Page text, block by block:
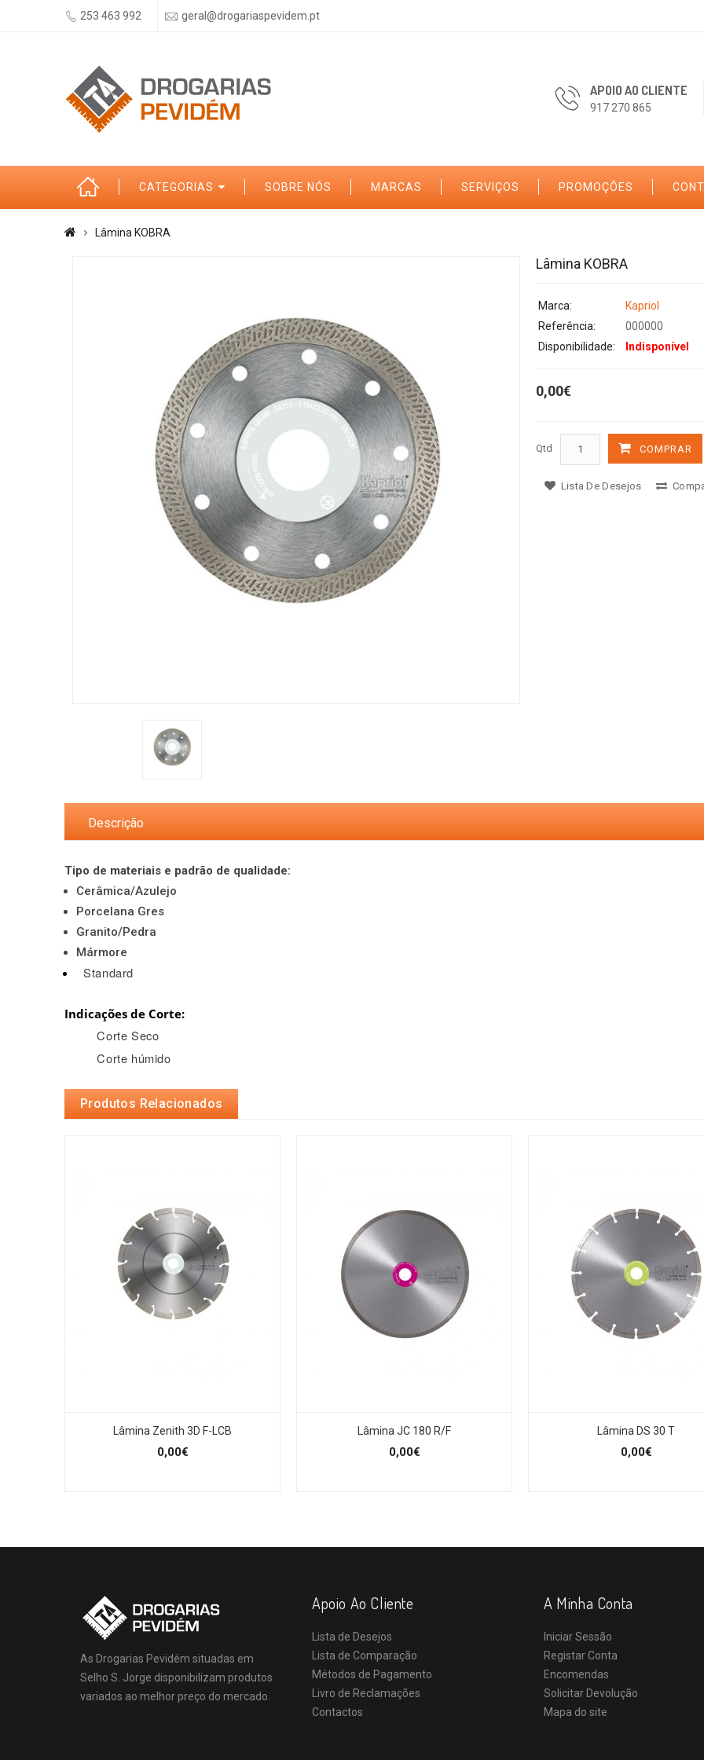
253 463 992 geral@drogariaspevidem.pt
APOIO AO CLIENTE
917 270 865
CATEGORIAS SOBRE NÓS MARCAS SERVIÇOS PROMOÇÕES
Lâmina KOBRA
Lâmina KOBRA
Marca:
Kapriol
Referência:
000000
Disponibilidade:
Indisponível
0,00€
Qtd COMPRAR
Lista De Desejos
Descrição
Tipo de materiais e padrão de qualidade:
Cerâmica/Azulejo
Porcelana Gres
Granito/Pedra
Mármore
Standard
Indicações de Corte:
Corte Seco
Corte húmido
Produtos Relacionados
Lâmina Zenith 3D F-LCB
0,00€
Lâmina JC 180 R/F
0,00€
Lâmina DS 30 T
0,00€
As Drogarias Pevidém situadas em
Selho S. Jorge disponibilizam produtos
variados ao melhor preço do mercado.
Apoio Ao Cliente
Lista de Desejos
Lista de Comparação
Métodos de Pagamento
Livro de Reclamações
Contactos
A Minha Conta
Iniciar Sessão
Registar Conta
Encomendas
Solicitar Devolução
Mapa do site